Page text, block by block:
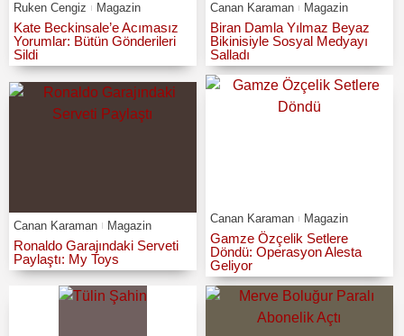
Ruken Cengiz Magazin
Kate Beckinsale’e Acımasız
Yorumlar: Bütün Gönderileri
Sildi
Canan Karaman Magazin
Biran Damla Yılmaz Beyaz
Bikinisiyle Sosyal Medyayı
Salladı
Canan Karaman Magazin
Ronaldo Garajındaki Serveti
Paylaştı: My Toys
Canan Karaman Magazin
Gamze Özçelik Setlere
Döndü: Operasyon Alesta
Geliyor